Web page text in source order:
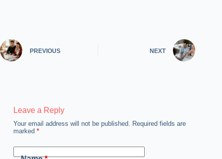
PREVIOUS NEXT
Leave a Reply
Your email address will not be published. Required fields are
marked *